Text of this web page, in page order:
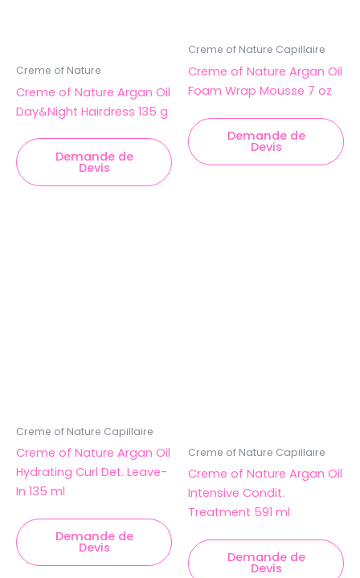
Creme of Nature
Creme of Nature Argan Oil
Day&Night Hairdress 135 g
Demande de
Devis
Creme of Nature Capillaire
Creme of Nature Argan Oil
Foam Wrap Mousse 7 oz
Demande de
Devis
Creme of Nature Capillaire
Creme of Nature Argan Oil
Hydrating Curl Det. Leave-
In 135 ml
Demande de
Devis
Creme of Nature Capillaire
Creme of Nature Argan Oil
Intensive Condit.
Treatment 591 ml
Demande de
Devis